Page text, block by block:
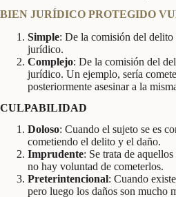
BIEN JURÍDICO PROTEGIDO
Simple: De la comisión del
jurídico.
Complejo: De la comisión del
jurídico. Un ejemplo, sería
posteriormente asesinar a la
CULPABILIDAD
Doloso: Cuando el sujeto se es
cometiendo el delito y el daño.
Imprudente: Se trata de
no hay voluntad de cometerlos.
Preterintencional: Cuando
pero luego los daños son mucho